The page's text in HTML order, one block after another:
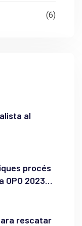
(6)
al
procés
2023
rescatar